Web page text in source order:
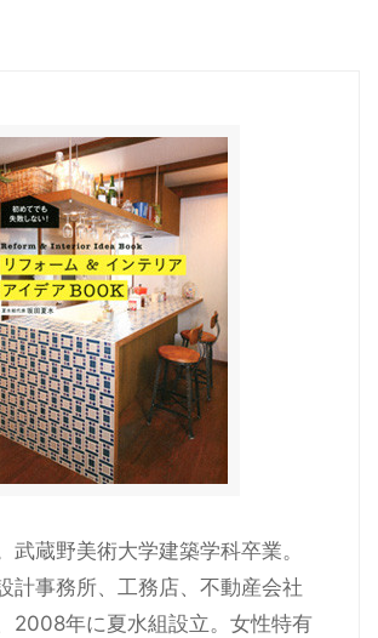
武蔵野美術大学建築学科卒業。
計事務所、工務店、不動産会社
2008年に夏水組設立。女性特有